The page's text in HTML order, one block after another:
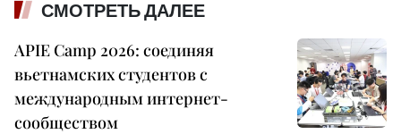
СМОТРЕТЬ ДАЛЕЕ
APIE Camp 2026: соединяя
вьетнамских студентов с
международным интернет-
сообществом